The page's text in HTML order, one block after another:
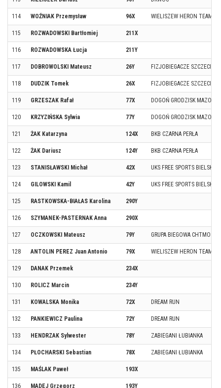
114 WOŹNIAK Przemysław 96X WIELISZEW HERON TEAM
115 ROZWADOWSKI Bartłomiej 211X
116 ROZWADOWSKA Łucja 211Y
117 DOBROWOLSKI Mateusz 26Y FIZJOBIEGACZE SZCZECIN
118 DUDZIK Tomek 26X FIZJOBIEGACZE SZCZECIN
119 GRZESZAK Rafał 77X DOGOŃ GRODZISK
120 KRZYZIŃSKA Sylwia 77Y DOGOŃ GRODZISK
121 ŻAK Katarzyna 124X BKB CZARNA PERŁA
122 ŻAK Dariusz 124Y BKB CZARNA PERŁA
123 STANISŁAWSKI Michał 42X UKS FREE SPORTS BIELSKO-
124 GILOWSKI Kamil 42Y UKS FREE SPORTS BIELSKO-
125 RASTKOWSKA-BIAŁAS Karolina 290Y
126 SZYMANEK-PASTERNAK Anna 290X
127 OCZKOWSKI Mateusz 79Y GRUPA BIEGOWA CHTMO
128 ANTOLIN PEREZ Juan Antonio 79X WIELISZEW HERON TEAM
129 DANAK Przemek 234X
130 ROLICZ Marcin 234Y
131 KOWALSKA Monika 72X DREAM RUN
132 PANKIEWICZ Paulina 72Y DREAM RUN
133 HENDRZAK Sylwester 78Y ZABIEGANI ŁUBIANKA
134 PŁOCHARSKI Sebastian 78X ZABIEGANI ŁUBIANKA
135 MAŚLAK Paweł 193X
136 MADEJ Grzegorz 193Y